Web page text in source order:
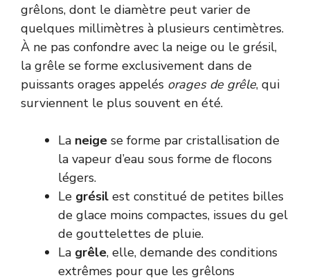
grêlons, dont le diamètre peut varier de
quelques millimètres à plusieurs centimètres.
À ne pas confondre avec la neige ou le grésil,
la grêle se forme exclusivement dans de
puissants orages appelés orages de grêle, qui
surviennent le plus souvent en été.
La neige se forme par cristallisation de
la vapeur d’eau sous forme de flocons
légers.
Le grésil est constitué de petites billes
de glace moins compactes, issues du gel
de gouttelettes de pluie.
La grêle, elle, demande des conditions
extrêmes pour que les grêlons